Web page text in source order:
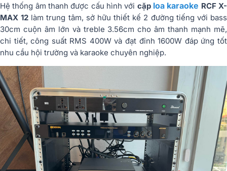
Hệ thống âm thanh được cấu hình với cặp loa karaoke RCF X-
MAX 12 làm trung tâm, sở hữu thiết kế 2 đường tiếng với bass
30cm cuộn âm lớn và treble 3.56cm cho âm thanh mạnh mẽ,
chi tiết, công suất RMS 400W và đạt đỉnh 1600W đáp ứng tốt
nhu cầu hội trường và karaoke chuyên nghiệp.